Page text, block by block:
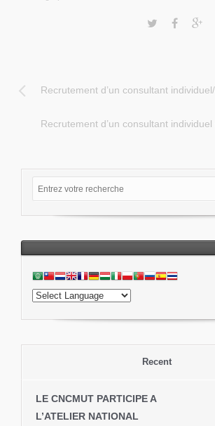
Recrutement d’un consultant
Recrutement d’un consultant
Recent
LE CNCMUT PARTICIPE A
L’ATELIER NATIONAL